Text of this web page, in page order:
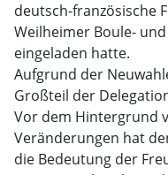
deutsch-französische
Weilheimer Boule-
eingeladen hatte.
Aufgrund der
Großteil der
Vor dem Hintergrund
Veränderungen hat
die Bedeutung der